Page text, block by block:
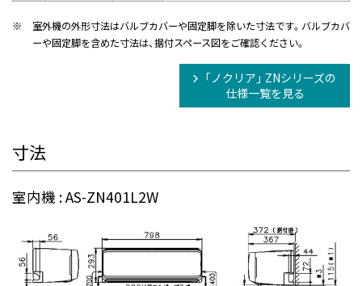
※
室外機の外形寸法はバルブカバーや固定脚を除いた寸法です。バルブカバ
ーや固定脚を含めた寸法は、据付スペース図をご確認ください。
「ノクリア」 ZNシリーズの
仕様一覧を見る
寸法
室内機 : AS-ZN401L2W